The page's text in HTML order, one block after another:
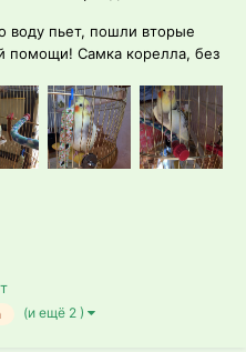
воду пьет, пошли вторые
помощи! Самка корелла, без
еды- каши, картофель
после обеда
(и ещё 2 )